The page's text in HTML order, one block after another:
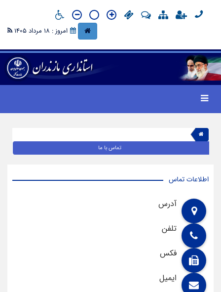
امروز : 18 مرداد 1405
تماس با ما
اطلاعات تماس
آدرس
تلفن
فکس
ایمیل